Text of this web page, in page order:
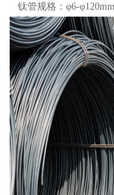
钛管规格：φ6-